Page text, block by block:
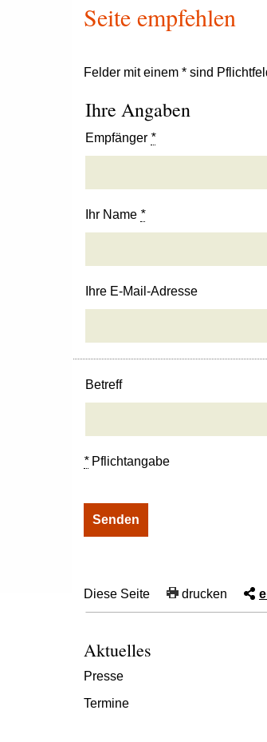
Seite empfehlen
Felder mit einem * sind
Ihre Angaben
Empfänger *
Ihr Name *
Ihre E-Mail-Adresse
Betreff
*Pflichtangabe
Diese Seite drucken
Aktuelles
Presse
Termine